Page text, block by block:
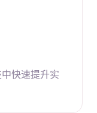
快速提升实